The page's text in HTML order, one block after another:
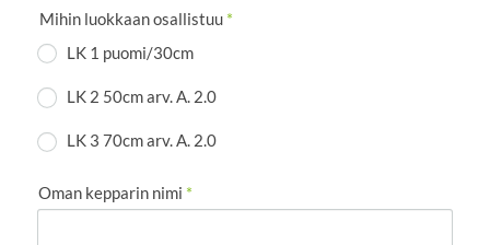
Mihin luokkaan osallistuu*
LK 1 puomi/30cm
LK 2 50cm arv. A. 2.0
LK 3 70cm arv. A. 2.0
Oman kepparin nimi *